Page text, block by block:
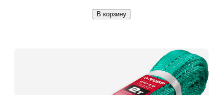
В корзину